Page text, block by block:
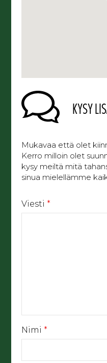
KYSY
Mukavaa että olet
Kerro milloin olet
kysy meiltä mitä
sinua mielellämme
Viesti *
Nimi *